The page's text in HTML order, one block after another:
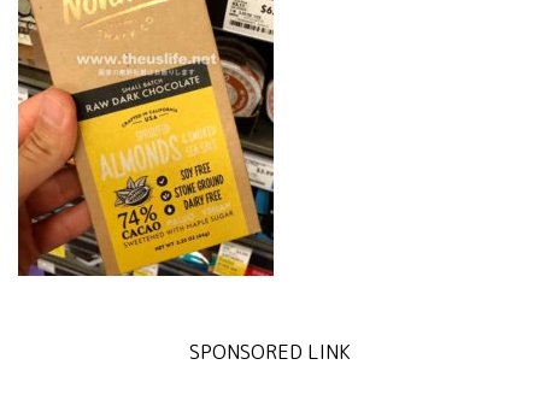
SPONSORED LINK